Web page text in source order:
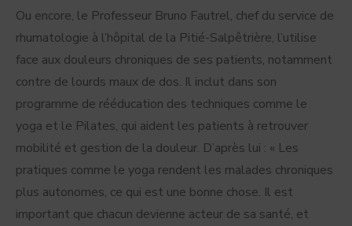
Ou encore, le Professeur Bruno Fautrel, chef du service de
rhumatologie à l’hôpital de la Pitié-Salpêtrière, l’utilise
face aux douleurs chroniques de ses patients, notamment
contre de lourds maux de dos. Il inclut dans son
programme de rééducation des techniques comme le
yoga et le Pilates, qui aident les patients à retrouver
mobilité et gestion de la douleur. D’après lui : « Les
pratiques comme le yoga rendent les malades chroniques
plus autonomes, ce qui est une bonne chose. Il est
important que chacun devienne acteur de sa santé, et